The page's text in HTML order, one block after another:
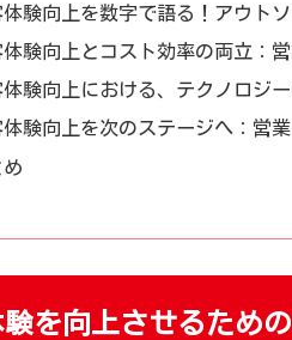
体験向上を数字で語る！アウト
体験向上とコスト効率の両立：
体験向上における、テクノロジ
体験向上を次のステージへ：営
め
を向上させるため